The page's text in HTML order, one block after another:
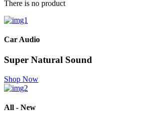
There is no product
Car Audio
Super Natural Sound
Shop Now
All - New